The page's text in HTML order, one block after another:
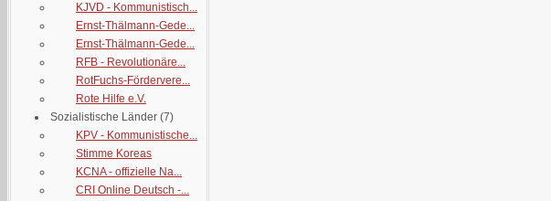
KJVD - Kommunistisch...
Ernst-Thälmann-Gede...
Ernst-Thälmann-Gede...
RFB - Revolutionäre...
RotFuchs-Fördervere...
Rote Hilfe e.V.
Sozialistische Länder (7)
KPV - Kommunistische...
Stimme Koreas
KCNA - offizielle Na...
CRI Online Deutsch -...